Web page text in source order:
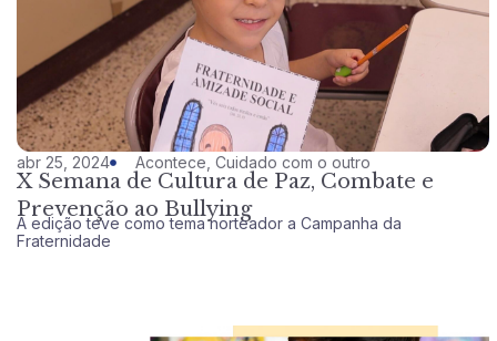
abr 25, 2024 Acontece Cuidado com o outro
X Semana de Cultura de Paz, Combate e
Prevenção ao Bullying
A edição teve como tema norteador a Campanha da
Fraternidade